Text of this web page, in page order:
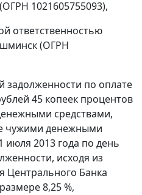
1021605755093),
ответственностью
(ОГРН
задолженности по оплате
45 копеек процентов
средствами,
чужими денежными
июля 2013 года по день
исходя из
Центрального Банка
8,25 %,